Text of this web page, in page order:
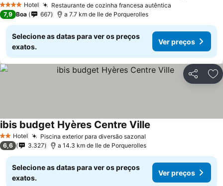
4 EstrelasHotel Restaurante de cozinha francesa autêntica
7,9 Boa 667 a 7.7 km de Ile de Porquerolles
Selecione as datas para ver os preços
exatos.
Ver preços
Partilhar
2 Estrelas
Hotel Piscina exterior para diversão sazonal
ibis budget Hyères Centre Ville
6,6 3.327 a 14.3 km de Ile de Porquerolles
Selecione as datas para ver os preços
exatos.
Ver preços